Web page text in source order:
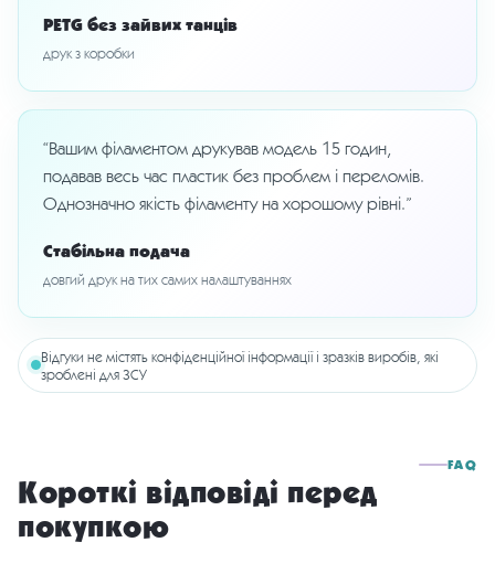
PETG без зайвих танців
друк з коробки
“Вашим філаментом друкував модель 15 годин,
подавав весь час пластик без проблем і переломів.
Однозначно якість філаменту на хорошому рівні.”
Стабільна подача
довгий друк на тих самих налаштуваннях
Відгуки не містять конфіденційної інформації і зразків виробів, які
зроблені для ЗСУ
FAQ
Короткі відповіді перед
покупкою